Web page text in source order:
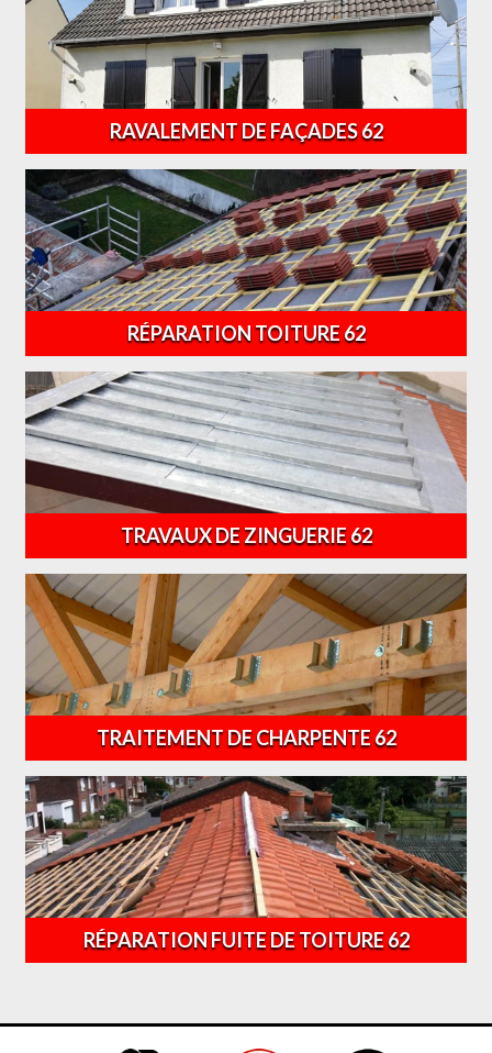
RAVALEMENT DE FAÇADES 62
RÉPARATION TOITURE 62
TRAVAUX DE ZINGUERIE 62
TRAITEMENT DE CHARPENTE 62
RÉPARATION FUITE DE TOITURE 62